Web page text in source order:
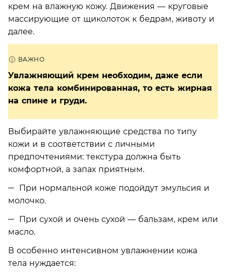
крем на влажную кожу. Движения — круговые
массирующие от щиколоток к бедрам, животу и
далее.
Увлажняющий крем необходим, даже если
кожа тела комбинированная, то есть жирная
на спине и груди.
Выбирайте увлажняющие средства по типу
кожи и в соответствии с личными
предпочтениями: текстура должна быть
комфортной, а запах приятным.
При нормальной коже подойдут эмульсия и
молочко.
При сухой и очень сухой — бальзам, крем или
масло.
В особенно интенсивном увлажнении кожа
тела нуждается: